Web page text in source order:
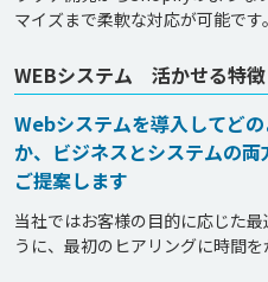
WEBシステム 活かせる特
Webシステムを導入してど
か、ビジネスとシステムの
ご提案します
当社ではお客様の目的に応じた
うに、最初のヒアリングに時間を